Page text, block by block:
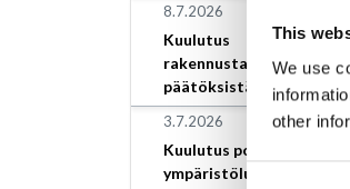
This
We use
other
Consent
8.7.2026
Kuulutus
rakennustarkastajan
päätöksistä
3.7.2026
Kuulutus poikkeamisesta
ympäristöluvan